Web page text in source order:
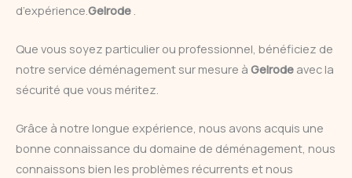
d’expérience. Gelrode
Que vous soyez particulier ou professionnel, bénéficiez de
notre service déménagement sur mesure à Gelrode avec la
sécurité que vous méritez.
Grâce à notre longue expérience, nous avons acquis une
bonne connaissance du domaine de déménagement, nous
connaissons bien les problèmes récurrents et nous